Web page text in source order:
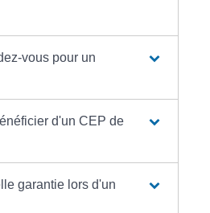
vous pour un
d'un CEP de
garantie lors d'un